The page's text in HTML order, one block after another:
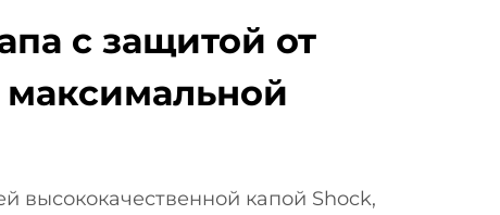
с защитой от
максимальной
высококачественной капой Shock,